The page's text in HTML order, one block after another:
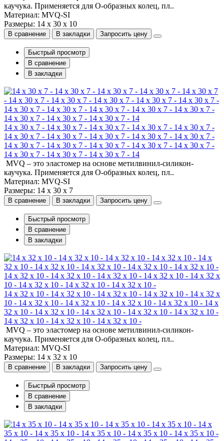
каучука. Применяется для О-образных колец, пл..
Материал: MVQ-SI
Размеры: 14 x 30 x 10
В сравнение В закладки Запросить цену
Быстрый просмотр
В сравнение
В закладки
14 x 30 x 7 - 14 x 30 x 7 - 14 x 30 x 7 - 14 x 30 x 7 - 14 x 30 x 7 -
14 x 30 x 7 - 14 x 30 x 7 - 14 x 30 x 7 - 14 x 30 x 7 - 14 x 30 x 7 -
14 x 30 x 7 - 14 x 30 x 7 - 14 x 30 x 7 - 14 x 30 x 7 - 14 x 30 x 7 -
14 x 30 x 7 - 14 x 30 x 7 - 14 x 30 x 7 - 14
MVQ – это эластомер на основе метилвинил-силикон-
каучука. Применяется для О-образных колец, пл..
Материал: MVQ-SI
Размеры: 14 x 30 x 7
В сравнение В закладки Запросить цену
Быстрый просмотр
В сравнение
В закладки
14 x 32 x 10 - 14 x 32 x 10 - 14 x 32 x 10 - 14 x 32 x 10 - 14 x 32 x
10 - 14 x 32 x 10 - 14 x 32 x 10 - 14 x 32 x 10 - 14 x 32 x 10 - 14 x
32 x 10 - 14 x 32 x 10 - 14 x 32 x 10 - 14 x 32 x 10 - 14 x 32 x 10 -
14 x 32 x 10 - 14 x 32 x 10 - 14 x 32 x 10 -
MVQ – это эластомер на основе метилвинил-силикон-
каучука. Применяется для О-образных колец, пл..
Материал: MVQ-SI
Размеры: 14 x 32 x 10
В сравнение В закладки Запросить цену
Быстрый просмотр
В сравнение
В закладки